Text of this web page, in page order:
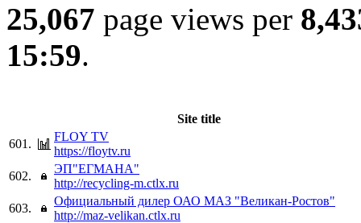
25,067 page views per
15:59.
Site title
601.
FLOY TV
https://floytv.ru
602.
ЭП"ЕГМАНА"
http://recycling-m.ctlx.ru
603.
Официальный дилер ОАО МАЗ "Великан-Ростов"
http://maz-velikan.ctlx.ru